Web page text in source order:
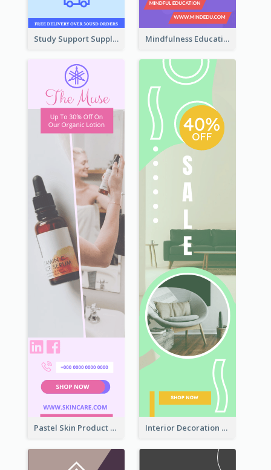
Study Support Supplement Wide Skyscraper Banner Design Mindfulness Education Wide Skyscraper Banner
Pastel Skin Product Wide Skyscraper Banner Design Interior Decoration Discount Wide Skyscraper Banner